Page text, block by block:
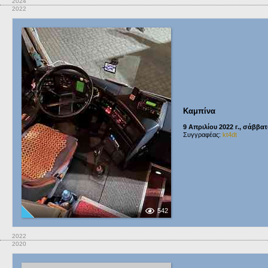
2022
542
Καμπίνα
9 Απριλίου 2022 г.,
Συγγραφέας: kt4dt
2022
2020